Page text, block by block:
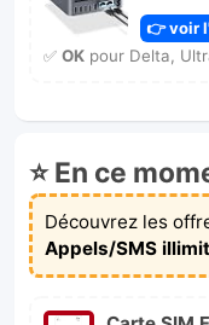
👉 voir
✅ OKpour Delta,
⭐ En ce
Découvrez les
Appels/SMS